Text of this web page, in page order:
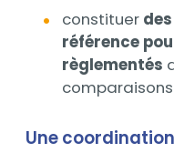
constituer
référence
règlementés
Une